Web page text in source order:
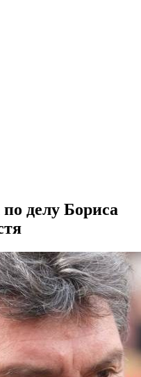
делу Бориса